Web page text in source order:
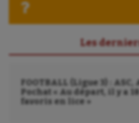
Les
FOOTBALL (Ligue 3) :
Pochat « Au départ, il y a 18
favoris en lice »